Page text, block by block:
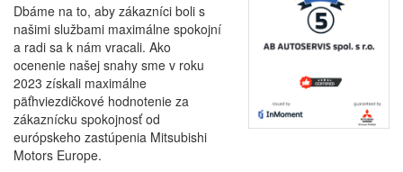
Dbáme na to, aby zákazníci boli s
našimi službami maximálne spokojní
a radi sa k nám vracali. Ako
ocenenie našej snahy sme v roku
2023 získali maximálne
päťhviezdičkové hodnotenie za
zákaznícku spokojnosť od
európskeho zastúpenia Mitsubishi
Motors Europe.